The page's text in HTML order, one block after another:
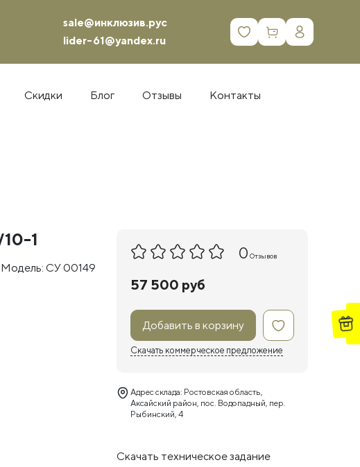
sale@инклюзив.рус
lider-61@yandex.ru
0
Скидки Блог Отзывы Контакты
1
Модель: СУ 00149
0 Отзывов
57 500 руб
Добавить в корзину
Скачать коммерческое предложение
Адрес склада: Ростовская область,
Аксайский район, пос. Водопадный, пер.
Рыбинский, 4
Скачать техническое задание